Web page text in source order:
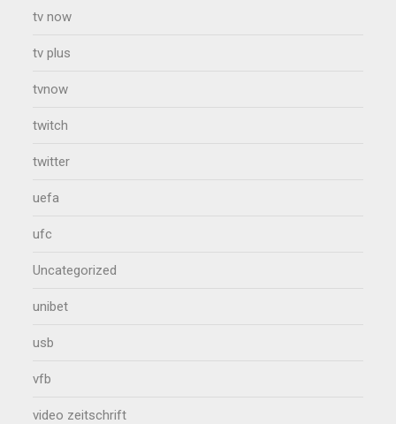
tv now
tv plus
tvnow
twitch
twitter
uefa
ufc
Uncategorized
unibet
usb
vfb
video zeitschrift